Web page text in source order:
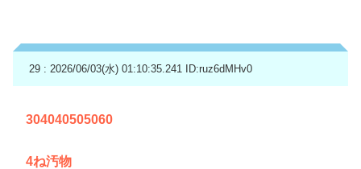
29 : 2026/06/03(水) 01:10:35.241 ID:ruz6dMHv0
304040505060
4ね汚物